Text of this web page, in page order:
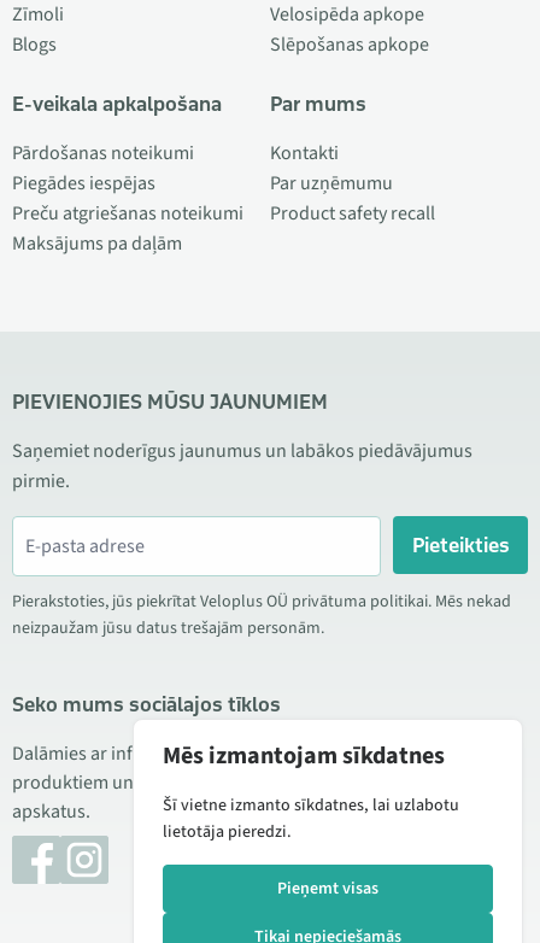
Zīmoli
Blogs
E-veikala apkalpošana
Pārdošanas noteikumi
Piegādes iespējas
Preču atgriešanas noteikumi
Maksājums pa daļām
Velosipēda apkope
Slēpošanas apkope
Par mums
Kontakti
Par uzņēmumu
Product safety recall
PIEVIENOJIES MŪSU JAUNUMIEM
Saņemiet noderīgus jaunumus un labākos piedāvājumus
pirmie.
Pieteikties
Pierakstoties, jūs piekrītat Veloplus OÜ privātuma politikai. Mēs nekad
neizpaužam jūsu datus trešajām personām.
Seko mums sociālajos tīklos
Dalāmies ar informāciju par izdevīgām akcijām, jauniem
produktiem un servisu. Reizēm publicējam arī produktu
apskatus.
Mēs izmantojam sīkdatnes
Šī vietne izmanto sīkdatnes, lai uzlabotu
lietotāja pieredzi.
Pieņemt visas
Tikai nepieciešamās